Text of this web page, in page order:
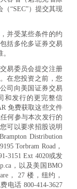
“SEC”）提交其现
并受某些条件的约
括多伦多证券交易
易委员会提交注册
在您投资之前，您
司向美国证券交易
和发行的更完整信
免费获取这些文件
何参与本次发行的
可以要求招股说明
Distribution
Torbram Road，
3151 Ext 4020或发
，以及美国BMO
， 27 楼，纽约，
电话 800-414-3627